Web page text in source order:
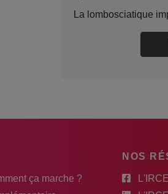
La lombosciatique
ça marche ?
NOS